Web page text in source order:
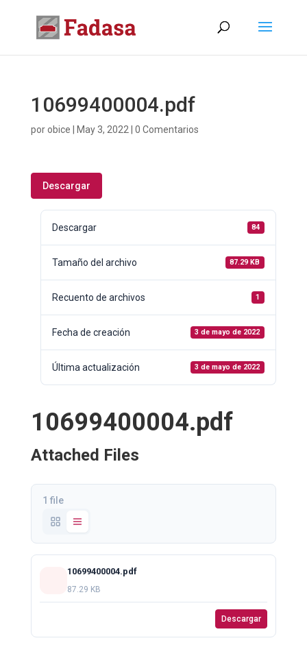
10699400004.pdf
porobice May 3, 2022 0 Comentarios
Descargar
Descargar 84
Tamaño del archivo 87.29 KB
Recuento de archivos 1
Fecha de creación 3 de mayo de 2022
Última actualización 3 de mayo de 2022
10699400004.pdf
Attached Files
1 file
10699400004.pdf
87.29 KB
Descargar